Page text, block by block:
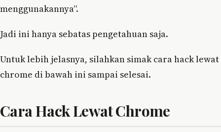
menggunakannya”.
Jadi ini hanya sebatas pengetahuan saja.
Untuk lebih jelasnya, silahkan simak cara hack lewat
chrome di bawah ini sampai selesai.
Cara Hack Lewat Chrome